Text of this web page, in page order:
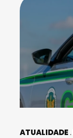
ATUALIDADE